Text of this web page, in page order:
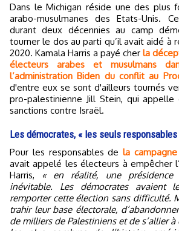
Dans le Michigan réside une des plus
arabo-musulmanes des Etats-Unis.
durant deux décennies au camp
tourner le dos au parti qu’il avait aidé à
2020. Kamala Harris a payé cher la
électeurs arabes et musulmans
l’administration Biden du conflit au
d'entre eux se sont d'ailleurs tournés
pro-palestinienne Jill Stein, qui
sanctions contre Israël.
Les démocrates, « les seuls
Pour les responsables de la
avait appelé les électeurs à empêcher
Harris,
« en réalité, une présidence
inévitable. Les démocrates avaient
remporter cette élection sans difficulté.
trahir leur base électorale,
de milliers de Palestiniens et de s’allier